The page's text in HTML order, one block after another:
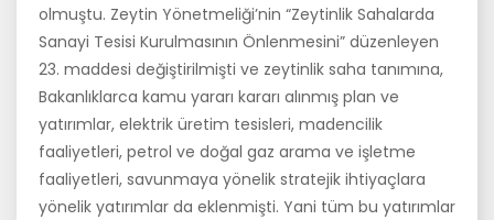
olmuştu. Zeytin Yönetmeliği’nin “Zeytinlik Sahalarda
Sanayi Tesisi Kurulmasının Önlenmesini” düzenleyen
23. maddesi değiştirilmişti ve zeytinlik saha tanımına,
Bakanlıklarca kamu yararı kararı alınmış plan ve
yatırımlar, elektrik üretim tesisleri, madencilik
faaliyetleri, petrol ve doğal gaz arama ve işletme
faaliyetleri, savunmaya yönelik stratejik ihtiyaçlara
yönelik yatırımlar da eklenmişti. Yani tüm bu yatırımlar